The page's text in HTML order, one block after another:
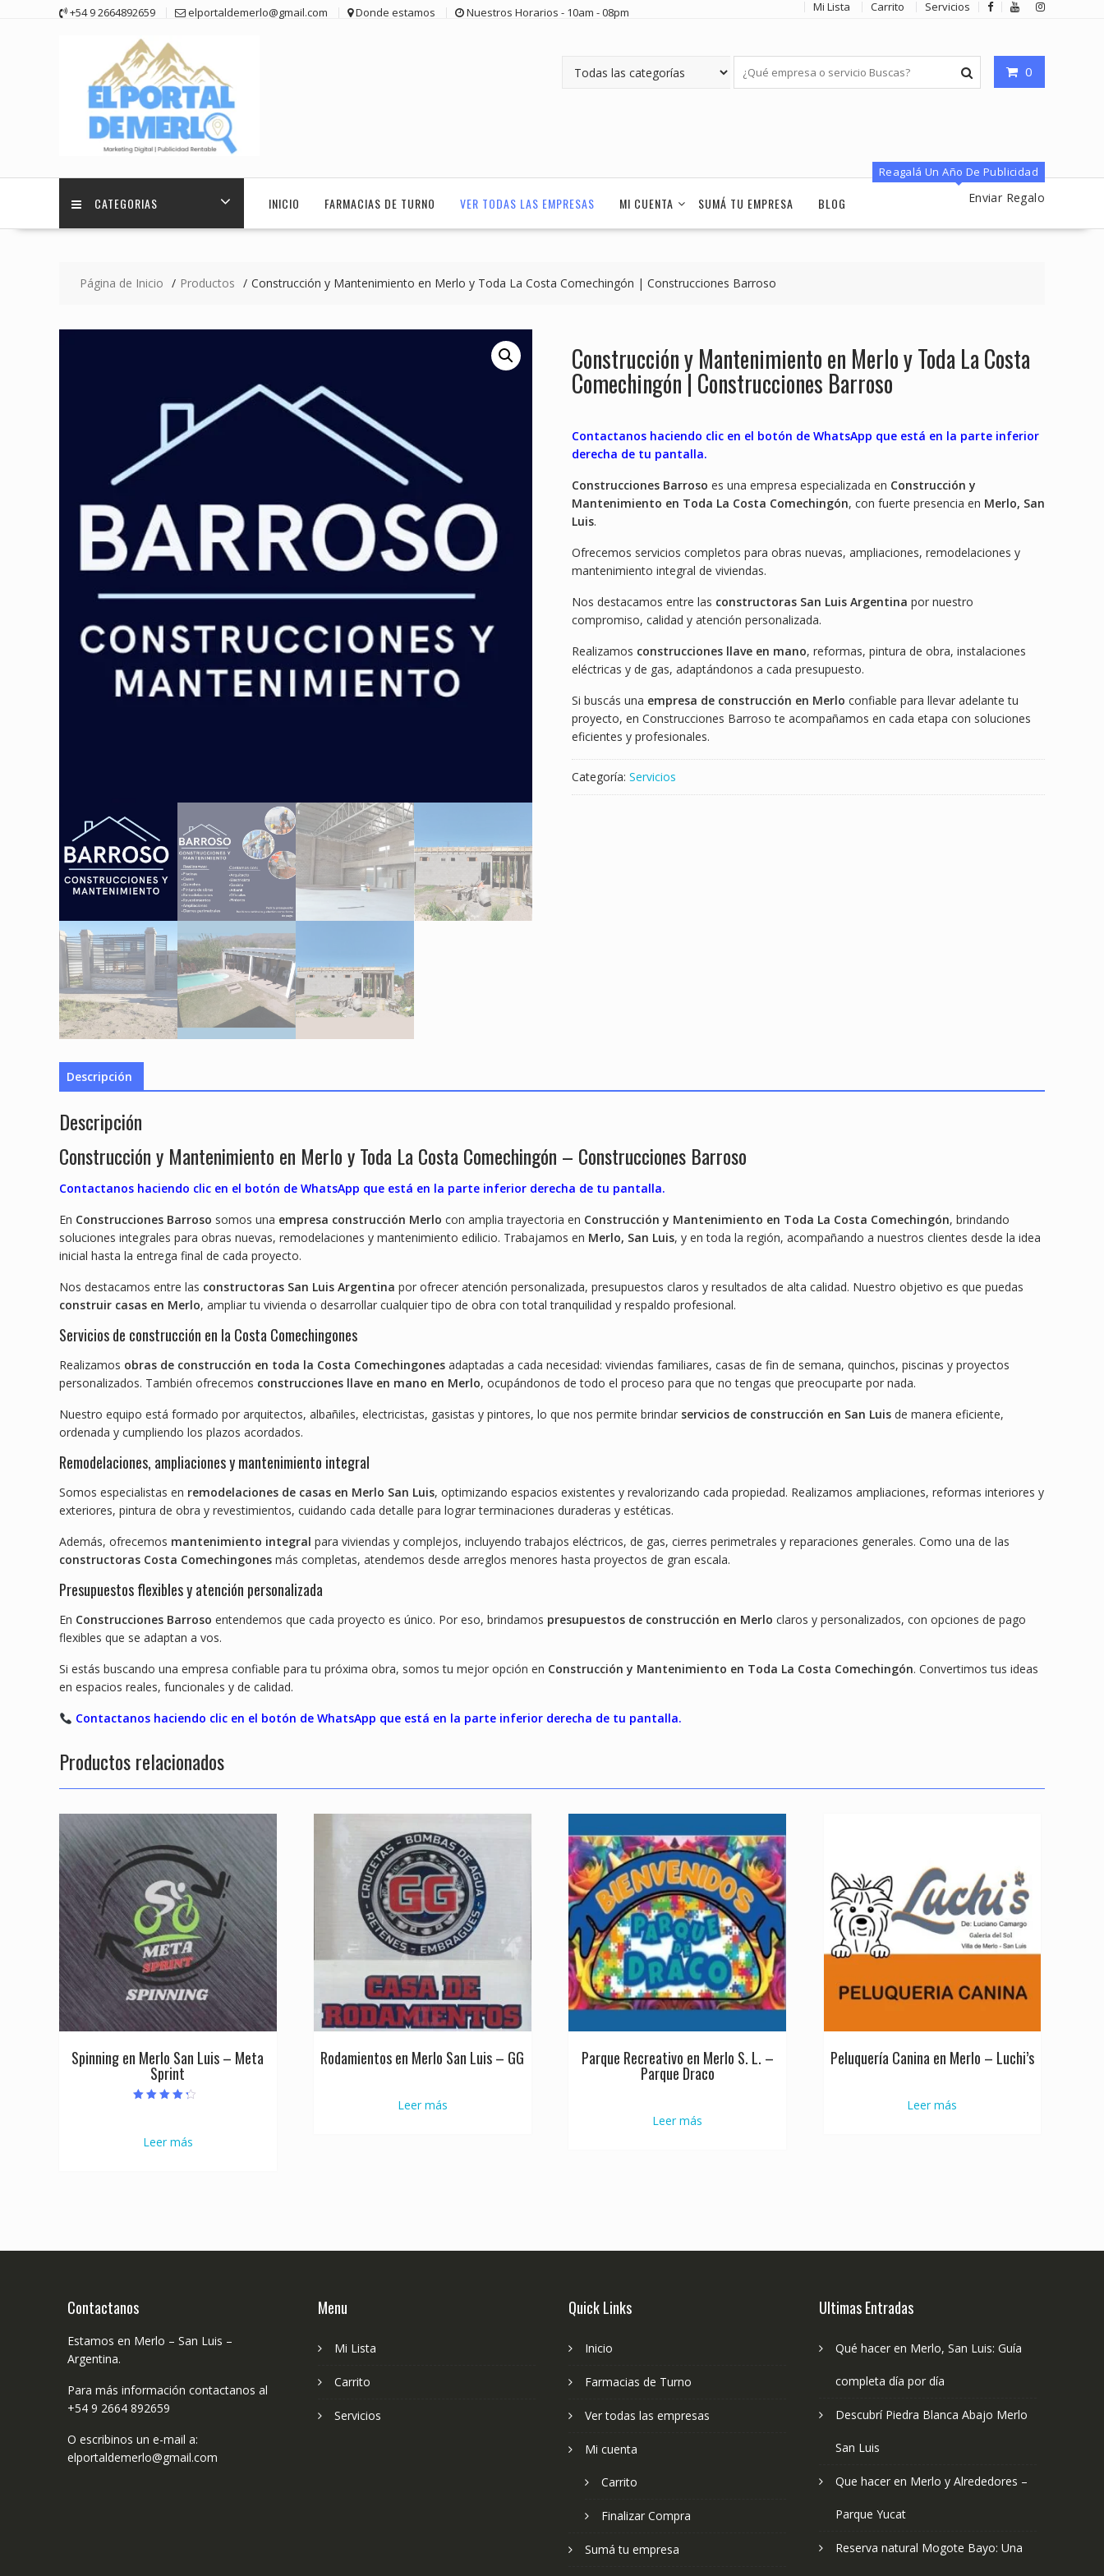
+54 9 2664892659 elportaldemerlo@gmail.com Donde estamos Nuestros Horarios - 10am - 08pm Mi Lista Carrito Servicios
0
CATEGORIAS INICIO FARMACIAS DE TURNO VER TODAS LAS EMPRESAS MI CUENTA SUMÁ TU EMPRESA BLOG
Reagalá Un Año De Publicidad
Enviar Regalo
Página de Inicio Productos Construcción y Mantenimiento en Merlo y Toda La Costa Comechingón | Construcciones Barroso
Construcción y Mantenimiento en Merlo y Toda La Costa
Comechingón | Construcciones Barroso
Contactanos haciendo clic en el botón de WhatsApp que está en la parte inferior
derecha de tu pantalla.
Construcciones Barroso es una empresa especializada en Construcción y
Mantenimiento en Toda La Costa Comechingón, con fuerte presencia en Merlo, San
Luis.
Ofrecemos servicios completos para obras nuevas, ampliaciones, remodelaciones y
mantenimiento integral de viviendas.
Nos destacamos entre las constructoras San Luis Argentina por nuestro
compromiso, calidad y atención personalizada.
Realizamos construcciones llave en mano, reformas, pintura de obra, instalaciones
eléctricas y de gas, adaptándonos a cada presupuesto.
Si buscás una empresa de construcción en Merlo confiable para llevar adelante tu
proyecto, en Construcciones Barroso te acompañamos en cada etapa con soluciones
eficientes y profesionales.
Categoría: Servicios
Descripción
Descripción
Construcción y Mantenimiento en Merlo y Toda La Costa Comechingón – Construcciones Barroso
Contactanos haciendo clic en el botón de WhatsApp que está en la parte inferior derecha de tu pantalla.
En Construcciones Barroso somos una empresa construcción Merlo con amplia trayectoria en Construcción y Mantenimiento en Toda La Costa Comechingón, brindando
soluciones integrales para obras nuevas, remodelaciones y mantenimiento edilicio. Trabajamos en Merlo, San Luis, y en toda la región, acompañando a nuestros clientes desde la idea
inicial hasta la entrega final de cada proyecto.
Nos destacamos entre las constructoras San Luis Argentina por ofrecer atención personalizada, presupuestos claros y resultados de alta calidad. Nuestro objetivo es que puedas
construir casas en Merlo, ampliar tu vivienda o desarrollar cualquier tipo de obra con total tranquilidad y respaldo profesional.
Servicios de construcción en la Costa Comechingones
Realizamos obras de construcción en toda la Costa Comechingones adaptadas a cada necesidad: viviendas familiares, casas de fin de semana, quinchos, piscinas y proyectos
personalizados. También ofrecemos construcciones llave en mano en Merlo, ocupándonos de todo el proceso para que no tengas que preocuparte por nada.
Nuestro equipo está formado por arquitectos, albañiles, electricistas, gasistas y pintores, lo que nos permite brindar servicios de construcción en San Luis de manera eficiente,
ordenada y cumpliendo los plazos acordados.
Remodelaciones, ampliaciones y mantenimiento integral
Somos especialistas en remodelaciones de casas en Merlo San Luis, optimizando espacios existentes y revalorizando cada propiedad. Realizamos ampliaciones, reformas interiores y
exteriores, pintura de obra y revestimientos, cuidando cada detalle para lograr terminaciones duraderas y estéticas.
Además, ofrecemos mantenimiento integral para viviendas y complejos, incluyendo trabajos eléctricos, de gas, cierres perimetrales y reparaciones generales. Como una de las
constructoras Costa Comechingones más completas, atendemos desde arreglos menores hasta proyectos de gran escala.
Presupuestos flexibles y atención personalizada
En Construcciones Barroso entendemos que cada proyecto es único. Por eso, brindamos presupuestos de construcción en Merlo claros y personalizados, con opciones de pago
flexibles que se adaptan a vos.
Si estás buscando una empresa confiable para tu próxima obra, somos tu mejor opción en Construcción y Mantenimiento en Toda La Costa Comechingón. Convertimos tus ideas
en espacios reales, funcionales y de calidad.
Contactanos haciendo clic en el botón de WhatsApp que está en la parte inferior derecha de tu pantalla.
Productos relacionados
Spinning en Merlo San Luis – Meta
Sprint
Leer más
Rodamientos en Merlo San Luis – GG
Leer más
Parque Recreativo en Merlo S. L. –
Parque Draco
Leer más
Peluquería Canina en Merlo – Luchi’s
Leer más
Contactanos
Estamos en Merlo – San Luis –
Argentina.
Para más información contactanos al
+54 9 2664 892659
O escribinos un e-mail a:
elportaldemerlo@gmail.com
Menu
Mi Lista
Carrito
Servicios
Quick Links
Inicio
Farmacias de Turno
Ver todas las empresas
Mi cuenta
Carrito
Finalizar Compra
Sumá tu empresa
Ultimas Entradas
Qué hacer en Merlo, San Luis: Guía
completa día por día
Descubrí Piedra Blanca Abajo Merlo
San Luis
Que hacer en Merlo y Alrededores –
Parque Yucat
Reserva natural Mogote Bayo: Una